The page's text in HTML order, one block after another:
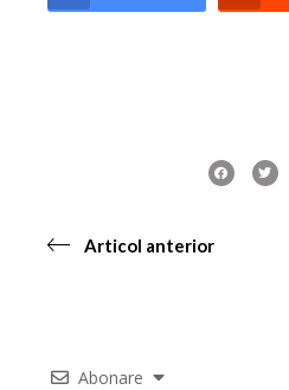
Articol anterior
Abonare